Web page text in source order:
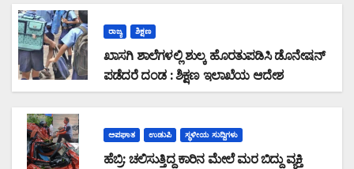
ರಾಜ್ಯ ಶಿಕ್ಷಣ
ಖಾಸಗಿ ಶಾಲೆಗಳಲ್ಲಿ ಶುಲ್ಕ ಹೊರತುಪಡಿಸಿ ಡೊನೇಷನ್
ಪಡೆದರೆ ದಂಡ : ಶಿಕ್ಷಣ ಇಲಾಖೆಯ ಆದೇಶ
ಅಪಘಾತ ಉಡುಪಿ ಸ್ಥಳೀಯ ಸುದ್ದಿಗಳು
ಹೆಬ್ರಿ: ಚಲಿಸುತ್ತಿದ್ದ ಕಾರಿನ ಮೇಲೆ ಮರ ಬಿದ್ದು ವ್ಯಕ್ತಿ